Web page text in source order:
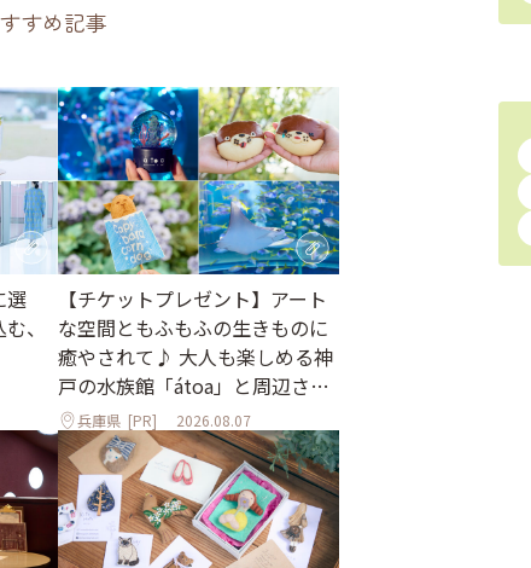
すめ記事
選
、
【チケットプレゼント】アート
な空間ともふもふの生きものに
癒やされて♪ 大人も楽しめる神
戸の水族館「átoa」と周辺さん
ぽ兵庫県[PR] 2026.08.07